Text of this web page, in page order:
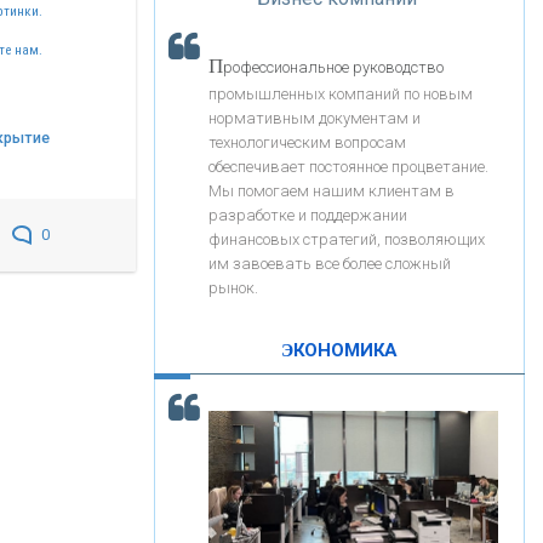
нам.
0
«РОСЕВРОБАНК»
«ПРЕСС-СЛУЖБА ВТБ24»
«АВТОГРАДБАНК»
КОНТАКТЫ
«Интервью»
Скорость - один из главных трендов в
кредитовании бизнеса - «Интервью»
Профессиональное руководство
промышленных компаний по новым
нормативным документам и
технологическим вопросам
обеспечивает постоянное процветание.
Мы помогаем нашим клиентам в
разработке и поддержании
финансовых стратегий, позволяющих
им завоевать все более сложный
рынок.
ЭКОНОМИКА